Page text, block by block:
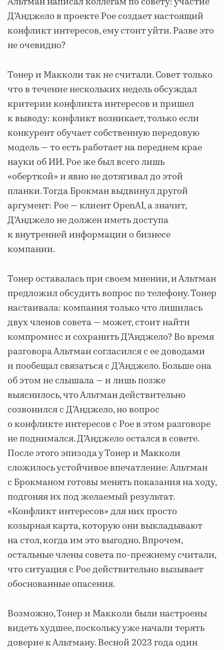
Д’Анджело в проекте Poe создает настоящий
конфликт интересов, ему стоит уйти. Разве это
не очевидно?
Тонер и Макколи так не считали. Совет только
что в течение нескольких недель обсуждал
критерии конфликта интересов и пришел
к выводу: конфликт возникает, только если
конкурент обучает собственную передовую
модель — то есть работает на переднем крае
науки об ИИ. Poe же был всего лишь
«оберткой» и явно не дотягивал до этой
планки. Тогда Брокман выдвинул другой
аргумент: Poe — клиент OpenAI, а значит,
Д’Анджело не должен иметь доступа
к внутренней информации о бизнесе
компании.
Тонер оставалась при своем мнении, и Альтман
предложил обсудить вопрос по телефону. Тонер
настаивала: компания только что лишилась
двух членов совета — может, стоит найти
компромисс и сохранить Д’Анджело? Во время
разговора Альтман согласился с ее доводами
и пообещал связаться с Д’Анджело. Больше она
об этом не слышала — и лишь позже
выяснилось, что Альтман действительно
созвонился с Д’Анджело, но вопрос
о конфликте интересов с Poe в этом разговоре
не поднимался. Д’Анджело остался в совете.
После этого эпизода у Тонер и Макколи
сложилось устойчивое впечатление: Альтман
с Брокманом готовы менять показания на ходу,
подгоняя их под желаемый результат.
«Конфликт интересов» для них просто
козырная карта, которую они выкладывают
на стол, когда им это выгодно. Впрочем,
остальные члены совета по-прежнему считали,
что ситуация с Poe действительно вызывает
обоснованные опасения.
Возможно, Тонер и Макколи были настроены
видеть худшее, поскольку уже начали терять
доверие к Альтману. Весной 2023 года один